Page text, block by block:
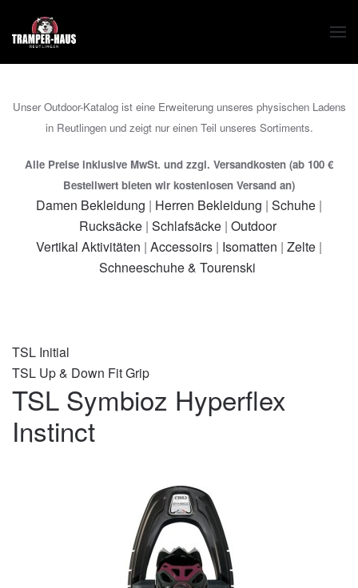
Zum Hauptinhalt springen
Unser Outdoor-Katalog ist eine Erweiterung unseres physischen Ladens
in Reutlingen und zeigt nur einen Teil unseres Sortiments.
Alle Preise inklusive MwSt. und zzgl. Versandkosten (ab 100 €
Bestellwert bieten wir kostenlosen Versand an)
Damen Bekleidung | Herren Bekleidung | Schuhe |
Rucksäcke| Schlafsäcke| Outdoor
Vertikal Aktivitäten | Accessoirs | Isomatten | Zelte |
Schneeschuhe & Tourenski
TSL Initial
TSL Up & Down Fit Grip
TSL Symbioz Hyperflex
Instinct